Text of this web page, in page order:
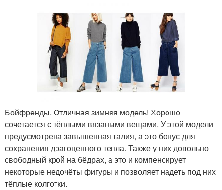
Бойфренды. Отличная зимняя модель! Хорошо
сочетается с тёплыми вязаными вещами. У этой модели
предусмотрена завышенная талия, а это бонус для
сохранения драгоценного тепла. Также у них довольно
свободный крой на бёдрах, а это и компенсирует
некоторые недочёты фигуры и позволяет надеть под них
тёплые колготки.